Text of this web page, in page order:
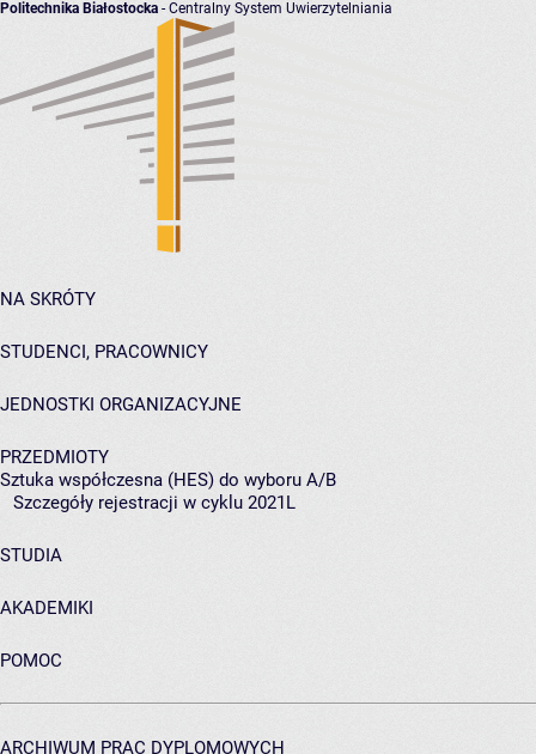
Politechnika Białostocka - Centralny System Uwierzytelniania
NA SKRÓTY
STUDENCI, PRACOWNICY
JEDNOSTKI ORGANIZACYJNE
PRZEDMIOTY
Sztuka współczesna (HES) do wyboru A/B
Szczegóły rejestracji w cyklu 2021L
STUDIA
AKADEMIKI
POMOC
ARCHIWUM PRAC DYPLOMOWYCH